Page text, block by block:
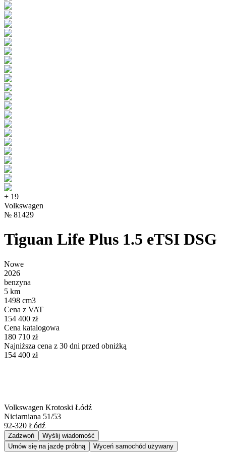
+ 19
Volkswagen
№ 81429
Tiguan Life Plus 1.5 eTSI DSG
Nowe
2026
benzyna
5 km
1498 cm3
Cena z VAT
154 400 zł
Cena katalogowa
180 710 zł
Najniższa cena z 30 dni przed obniżką
154 400 zł
Volkswagen Krotoski Łódź
Niciarniana 51/53
92-320 Łódź
Zadzwoń
Wyślij wiadomość
Umów się na jazdę próbną
Wyceń samochód używany